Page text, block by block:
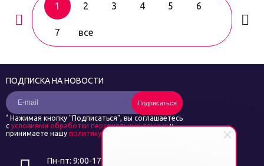
1 2 3 4 5 6
7 все
Пн-пт: 9:00-17:00
ПОДПИСКА НА НОВОСТИ
Подписаться
* Нажимая кнопку "Подписаться", вы соглашаетесь
с условиями обработки персональных данныхи
принимаете нашу политику конфиденциальности